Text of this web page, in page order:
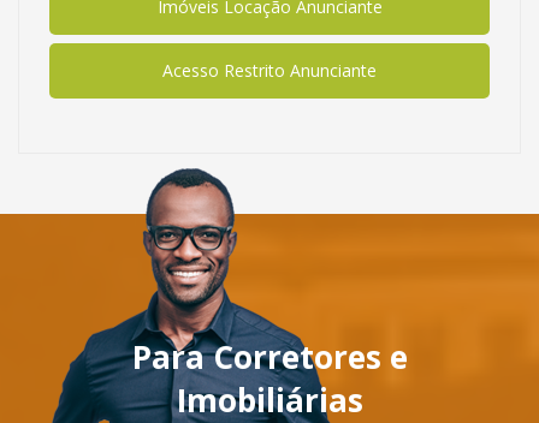
Imóveis Locação Anunciante
Acesso Restrito Anunciante
Para Corretores e
Imobiliárias